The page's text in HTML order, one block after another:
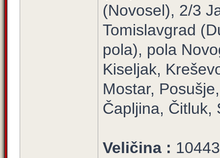
(Novosel), 2/3
Tomislavgrad
pola), pola
Kiseljak,
Mostar,
Čapljina, Čitluk,
Veličina :